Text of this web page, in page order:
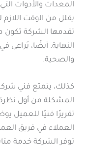
المعدات والأدوات
يقلل من الوقت اللازم
تقدمها الشركة تكون
النهاية. أيضًا، يُراعى
والصحية.
كذلك، يتمتع فني
المشكلة من أول نظرة
تقريرًا فنيًا للعميل
العملاء في فريق
توفر الشركة خدمة